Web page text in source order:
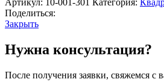
полётным
контроллером
и
устройством
Поделиться:
Закрыть
Нужна консультация?
После получения заявки, свяжемся